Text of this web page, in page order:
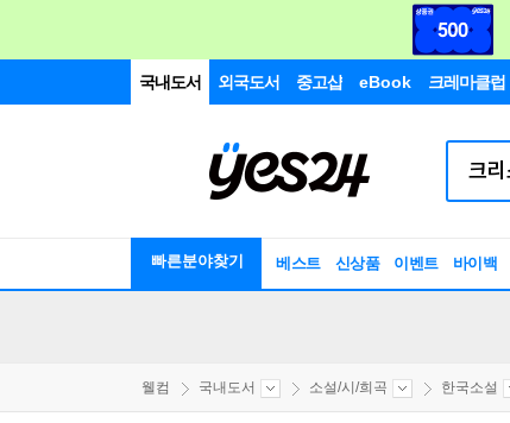
국내도서 외국도서 중고샵 eBook 크레마클럽
빠른분야찾기 베스트 신상품 이벤트 바이백
웰컴 국내도서 소설/시/희곡 한국소설